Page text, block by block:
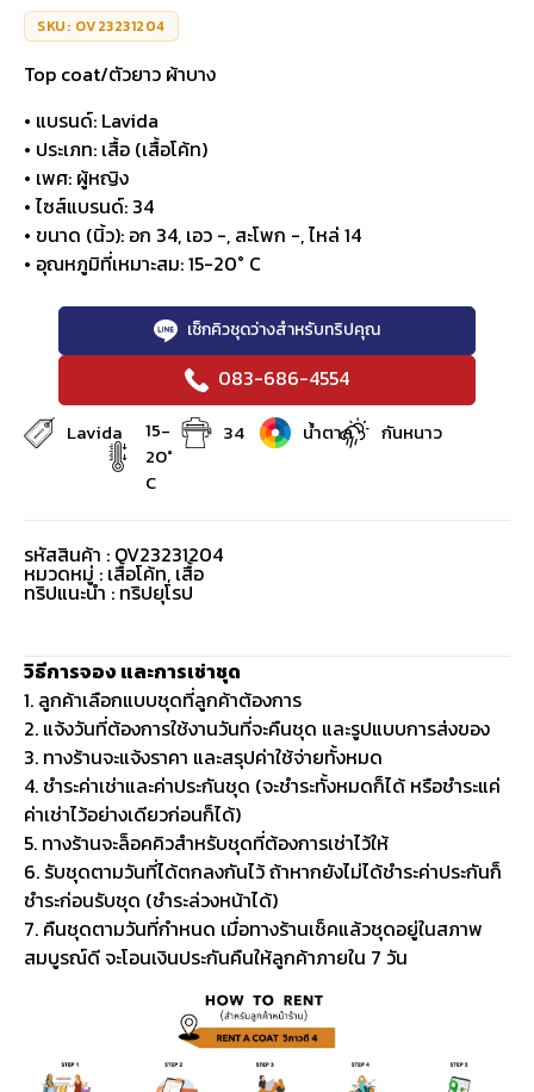
SKU: OV23231204
Top coat/ตัวยาว ผ้าบาง
• แบรนด์: Lavida
• ประเภท: เสื้อ (เสื้อโค้ท)
• เพศ: ผู้หญิง
• ไซส์แบรนด์: 34
• ขนาด (นิ้ว): อก 34, เอว -, สะโพก -, ไหล่ 14
• อุณหภูมิที่เหมาะสม: 15-20° C
เช็กคิวชุดว่างสำหรับทริปคุณ
083-686-4554
Lavida
15-
20°
C
34 น้ำตาล กันหนาว
รหัสสินค้า : OV23231204
หมวดหมู่ : เสื้อโค้ท, เสื้อ
ทริปแนะนำ : ทริปยุโรป
วิธีการจอง และการเช่าชุด
1. ลูกค้าเลือกแบบชุดที่ลูกค้าต้องการ
2. แจ้งวันที่ต้องการใช้งานวันที่จะคืนชุด และรูปแบบการส่งของ
3. ทางร้านจะแจ้งราคา และสรุปค่าใช้จ่ายทั้งหมด
4. ชำระค่าเช่าและค่าประกันชุด (จะชำระทั้งหมดก็ได้ หรือชำระแค่
ค่าเช่าไว้อย่างเดียวก่อนก็ได้)
5. ทางร้านจะล็อคคิวสำหรับชุดที่ต้องการเช่าไว้ให้
6. รับชุดตามวันที่ได้ตกลงกันไว้ ถ้าหากยังไม่ได้ชำระค่าประกันก็
ชำระก่อนรับชุด (ชำระล่วงหน้าได้)
7. คืนชุดตามวันที่กำหนด เมื่อทางร้านเช็คแล้วชุดอยู่ในสภาพ
สมบูรณ์ดี จะโอนเงินประกันคืนให้ลูกค้าภายใน 7 วัน